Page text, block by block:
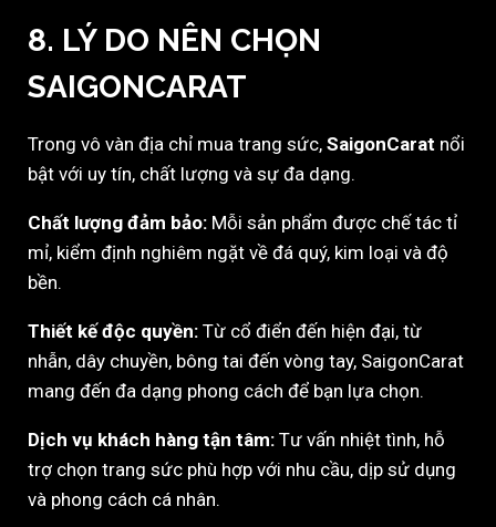
8. LÝ DO NÊN CHỌN
SAIGONCARAT
Trong vô vàn địa chỉ mua trang sức, SaigonCarat nổi
bật với uy tín, chất lượng và sự đa dạng.
Chất lượng đảm bảo: Mỗi sản phẩm được chế tác tỉ
mỉ, kiểm định nghiêm ngặt về đá quý, kim loại và độ
bền.
Thiết kế độc quyền: Từ cổ điển đến hiện đại, từ
nhẫn, dây chuyền, bông tai đến vòng tay, SaigonCarat
mang đến đa dạng phong cách để bạn lựa chọn.
Dịch vụ khách hàng tận tâm: Tư vấn nhiệt tình, hỗ
trợ chọn trang sức phù hợp với nhu cầu, dịp sử dụng
và phong cách cá nhân.